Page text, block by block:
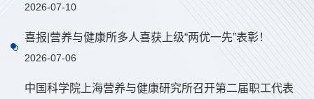
2026-07-10
喜报|营养与健康所多人喜获上级“两优一先”表彰！
2026-07-06
中国科学院上海营养与健康研究所召开第二届职工代表